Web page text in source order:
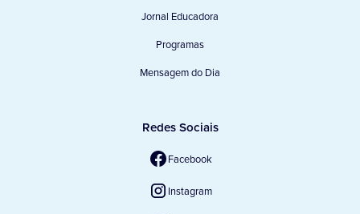
Jornal Educadora
Programas
Mensagem do Dia
Redes Sociais
Facebook
Instagram